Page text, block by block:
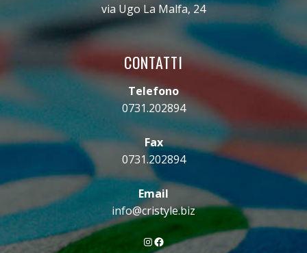
via Ugo La Malfa, 24
CONTATTI
Telefono
0731.202894
Fax
0731.202894
Email
info@cristyle.biz
Instagram
Facebook